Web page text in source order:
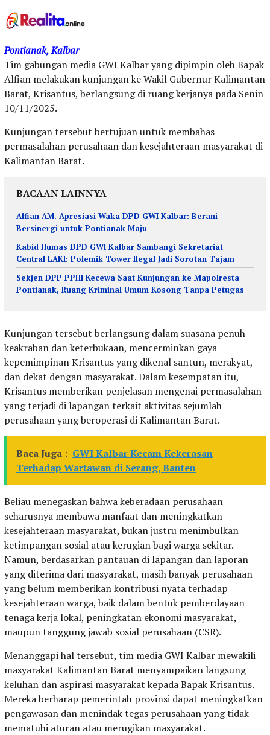
Pontianak, Kalbar
Tim gabungan media GWI Kalbar yang dipimpin oleh Bapak
Alfian melakukan kunjungan ke Wakil Gubernur Kalimantan
Barat, Krisantus, berlangsung di ruang kerjanya pada Senin
10/11/2025.
Kunjungan tersebut bertujuan untuk membahas
permasalahan perusahaan dan kesejahteraan masyarakat di
Kalimantan Barat.
BACAAN LAINNYA
Alfian AM. Apresiasi Waka DPD GWI Kalbar: Berani
Bersinergi untuk Pontianak Maju
Kabid Humas DPD GWI Kalbar Sambangi Sekretariat
Central LAKI: Polemik Tower Ilegal Jadi Sorotan Tajam
Sekjen DPP PPHI Kecewa Saat Kunjungan ke Mapolresta
Pontianak, Ruang Kriminal Umum Kosong Tanpa Petugas
Kunjungan tersebut berlangsung dalam suasana penuh
keakraban dan keterbukaan, mencerminkan gaya
kepemimpinan Krisantus yang dikenal santun, merakyat,
dan dekat dengan masyarakat. Dalam kesempatan itu,
Krisantus memberikan penjelasan mengenai permasalahan
yang terjadi di lapangan terkait aktivitas sejumlah
perusahaan yang beroperasi di Kalimantan Barat.
Baca Juga : GWI Kalbar Kecam Kekerasan
Terhadap Wartawan di Serang, Banten
Beliau menegaskan bahwa keberadaan perusahaan
seharusnya membawa manfaat dan meningkatkan
kesejahteraan masyarakat, bukan justru menimbulkan
ketimpangan sosial atau kerugian bagi warga sekitar.
Namun, berdasarkan pantauan di lapangan dan laporan
yang diterima dari masyarakat, masih banyak perusahaan
yang belum memberikan kontribusi nyata terhadap
kesejahteraan warga, baik dalam bentuk pemberdayaan
tenaga kerja lokal, peningkatan ekonomi masyarakat,
maupun tanggung jawab sosial perusahaan (CSR).
Menanggapi hal tersebut, tim media GWI Kalbar mewakili
masyarakat Kalimantan Barat menyampaikan langsung
keluhan dan aspirasi masyarakat kepada Bapak Krisantus.
Mereka berharap pemerintah provinsi dapat meningkatkan
pengawasan dan menindak tegas perusahaan yang tidak
mematuhi aturan atau merugikan masyarakat.